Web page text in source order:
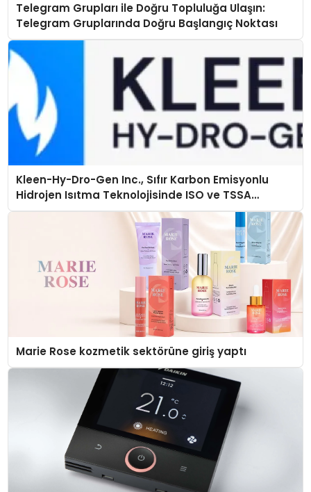
Telegram Grupları ile Doğru Topluluğa Ulaşın:
Telegram Gruplarında Doğru Başlangıç Noktası
Kleen-Hy-Dro-Gen Inc., Sıfır Karbon Emisyonlu
Hidrojen Isıtma Teknolojisinde ISO ve TSSA
Düzenleyici Onaylarını Aldı
Marie Rose kozmetik sektörüne giriş yaptı